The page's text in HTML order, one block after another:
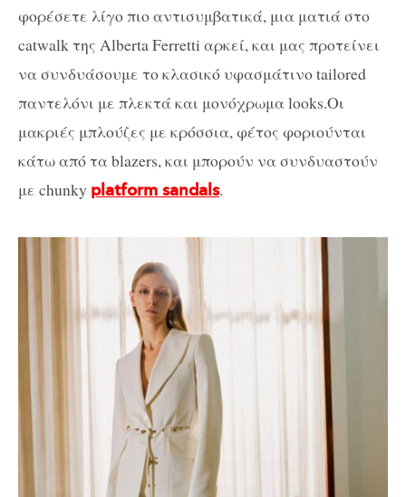
φορέσετε λίγο πιο αντισυμβατικά, μια ματιά στο
catwalk της Alberta Ferretti αρκεί, και μας προτείνει
να συνδυάσουμε το κλασικό υφασμάτινο tailored
παντελόνι με πλεκτά και μονόχρωμα looks.Οι
μακριές μπλούζες με κρόσσια, φέτος φοριούνται
κάτω από τα blazers, και μπορούν να συνδυαστούν
με chunky platform sandals.